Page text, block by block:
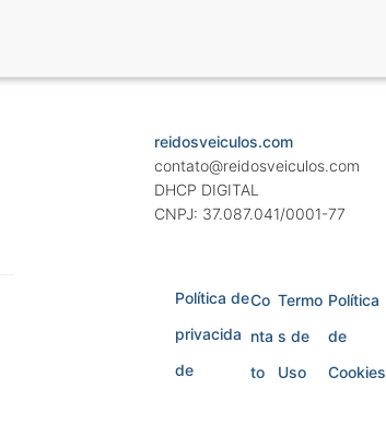
reidosveiculos.com
contato@reidosveiculos.com
DHCP DIGITAL
CNPJ: 37.087.041/0001-77
Política de
privacida
de
Co
nta
to
Termo
s de
Uso
Política
de
Cookies